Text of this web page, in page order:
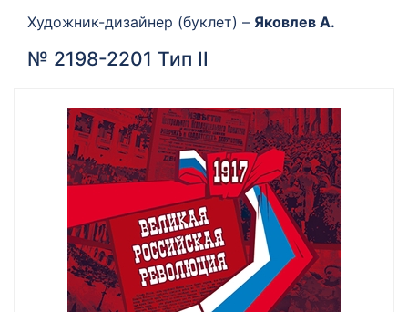
Художник-дизайнер (буклет) – Яковлев А.
№ 2198-2201 Тип II